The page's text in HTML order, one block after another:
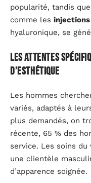
popularité, tandis
comme les
hyaluronique, se
Les attentes
d’esthétique
Les hommes
variés, adaptés à
plus demandés, on
récente, 65 % des
service. Les soins
une clientèle
d’apparence soignée.